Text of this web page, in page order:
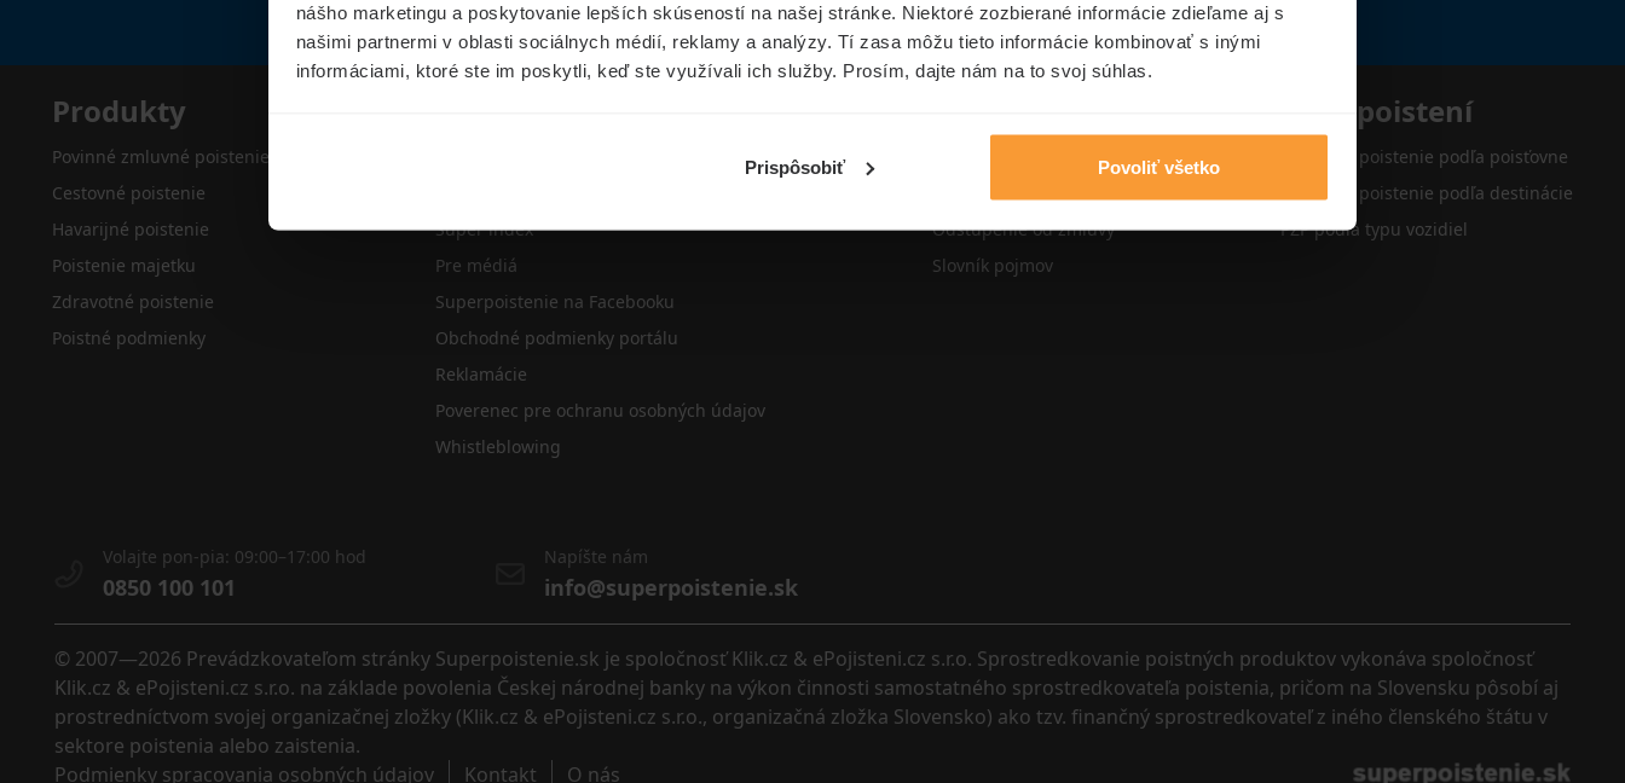
nášho marketingu a poskytovanie lepších skúseností na našej stránke. Niektoré zozbierané informácie zdieľame aj s
našimi partnermi v oblasti sociálnych médií, reklamy a analýzy. Tí zasa môžu tieto informácie kombinovať s inými
informáciami, ktoré ste im poskytli, keď ste využívali ich služby. Prosím, dajte nám na to svoj súhlas.
Prispôsobiť Povoliť všetko
Produkty
Povinné zmluvné poistenie
Cestovné poistenie
Havarijné poistenie
Poistenie majetku
Zdravotné poistenie
Poistné podmienky
Super index
Pre médiá
Superpoistenie na Facebooku
Obchodné podmienky portálu
Reklamácie
Poverenec pre ochranu osobných údajov
Whistleblowing
Poisťovne
Odstúpenie od zmluvy
Slovník pojmov
Typy poistení
Cestovné poistenie podľa poisťovne
Cestovné poistenie podľa destinácie
PZP podľa typu vozidiel
Volajte pon-pia: 09:00–17:00 hod
0850 100 101
Napíšte nám
info@superpoistenie.sk
© 2007—2026 Prevádzkovateľom stránky Superpoistenie.sk je spoločnosť Klik.cz & ePojisteni.cz s.r.o. Sprostredkovanie poistných produktov vykonáva spoločnosť
Klik.cz & ePojisteni.cz s.r.o. na základe povolenia Českej národnej banky na výkon činnosti samostatného sprostredkovateľa poistenia, pričom na Slovensku pôsobí aj
prostredníctvom svojej organizačnej zložky (Klik.cz & ePojisteni.cz s.r.o., organizačná zložka Slovensko) ako tzv. finančný sprostredkovateľ z iného členského štátu v
sektore poistenia alebo zaistenia.
Podmienky spracovania osobných údajov
Kontakt O nás